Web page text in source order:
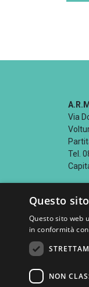
Via
Tel.
Questo
Questo sito web
in conformità
NON